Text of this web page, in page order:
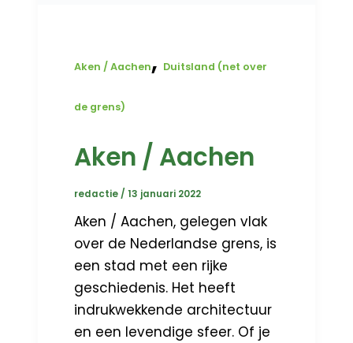
Aken / Aachen, Duitsland (net over
de grens)
Aken / Aachen
redactie /13 januari 2022
Aken / Aachen, gelegen vlak
over de Nederlandse grens, is
een stad met een rijke
geschiedenis. Het heeft
indrukwekkende architectuur
en een levendige sfeer. Of je